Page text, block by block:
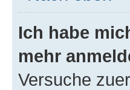
Ich habe
mehr
Versuche